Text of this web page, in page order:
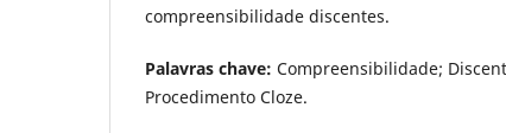
compreensibilidade discentes.
Palavras chave: Compreensibilidade;
Procedimento Cloze.